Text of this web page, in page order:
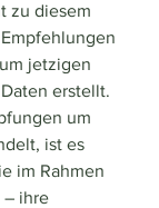
zu diesem
jetzigen
erstellt.
um
ist es
im Rahmen
– ihre